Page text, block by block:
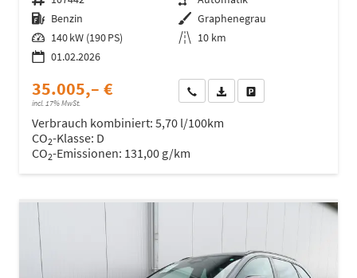
Kraftstoff Benzin Außenfarbe Graphenegrau
Leistung 140 kW (190 PS) Kilometerstand 10 km
01.02.2026
35.005,– €
incl. 17% MwSt.
Wir rufen Sie anFahrzeugexposé (PDF)
Verbrauch kombiniert: 5,70 l/100km
CO2-Klasse: D
CO2-Emissionen: 131,00 g/km